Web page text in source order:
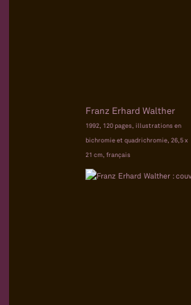
Franz Erhard Walther
1992, 120 pages, illustrations en
bichromie et quadrichromie, 26,5 x
21 cm, français